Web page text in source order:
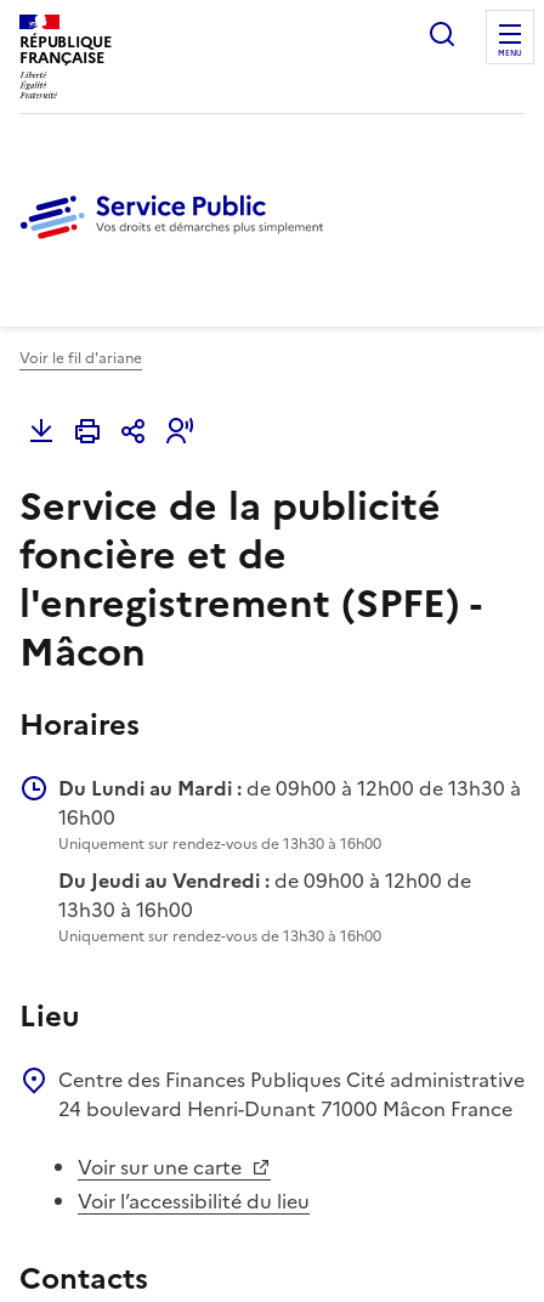
RÉPUBLIQUE
FRANÇAISE
Ouvrir
MENU
Voir le fil d'ariane
Service de la publicité
foncière et de
l'enregistrement (SPFE) -
Mâcon
Horaires
Du Lundi au Mardi :de 09h00 à 12h00 de 13h30 à
16h00
Uniquement sur rendez-vous de 13h30 à 16h00
Du Jeudi au Vendredi :de 09h00 à 12h00 de
13h30 à 16h00
Uniquement sur rendez-vous de 13h30 à 16h00
Lieu
Centre des Finances Publiques Cité administrative
24 boulevard Henri-Dunant 71000 Mâcon France
Voir sur une carte
Voir l’accessibilité du lieu
Contacts